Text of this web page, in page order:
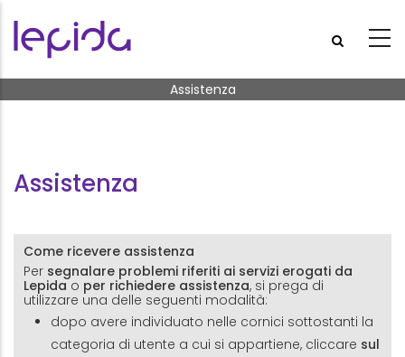
Briciole di pane
Assistenza
Assistenza
Come ricevere assistenza
Per segnalare problemi riferiti ai servizi erogati da
Lepida o per richiedere assistenza, si prega di
utilizzare una delle seguenti modalità:
dopo avere individuato nelle cornici sottostanti la
categoria di utente a cui si appartiene, cliccare sul